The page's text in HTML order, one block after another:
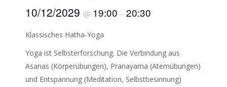
10/12/2029 @ 19:00 –20:30
Klassisches Hatha-Yoga
Yoga ist Selbsterforschung. Die Verbindung aus
Asanas (Körperübungen), Pranayama (Atemübungen)
und Entspannung (Meditation, Selbstbesinnung)